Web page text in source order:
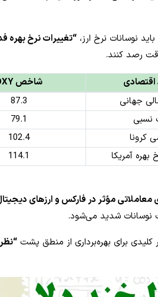
نوسانات نرخ ارز، “تغییرات نرخ بهره
رصد کنند.
اقتصادی
شاخص DXY
جهانی
87.3
نسبی
79.1
کرونا
102.4
بهره آمریکا 114.1
مؤثر در فارکس و ارزهای
نوسانات شدید می‌شود.
کلیدی برای بهره‌برداری از منطق پشت